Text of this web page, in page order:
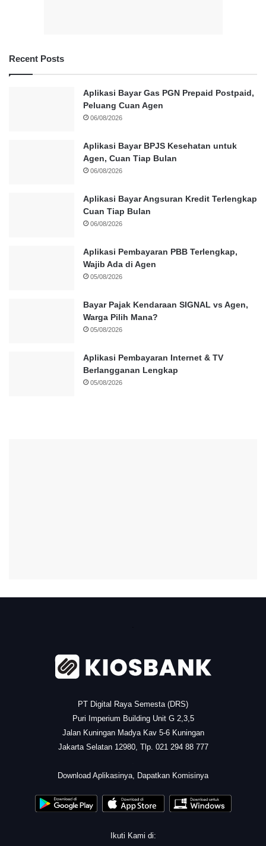
Recent Posts
Aplikasi Bayar Gas PGN Prepaid Postpaid,
Peluang Cuan Agen
06/08/2026
Aplikasi Bayar BPJS Kesehatan untuk
Agen, Cuan Tiap Bulan
06/08/2026
Aplikasi Bayar Angsuran Kredit Terlengkap
Cuan Tiap Bulan
06/08/2026
Aplikasi Pembayaran PBB Terlengkap,
Wajib Ada di Agen
05/08/2026
Bayar Pajak Kendaraan SIGNAL vs Agen,
Warga Pilih Mana?
05/08/2026
Aplikasi Pembayaran Internet & TV
Berlangganan Lengkap
05/08/2026
PT Digital Raya Semesta (DRS)
Puri Imperium Building Unit G 2,3,5
Jalan Kuningan Madya Kav 5-6 Kuningan
Jakarta Selatan 12980, Tlp. 021 294 88 777
Download Aplikasinya, Dapatkan Komisinya
Ikuti Kami di: